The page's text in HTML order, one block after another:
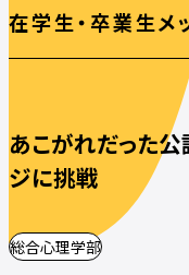
在学生・卒業生メ
あこがれだった
ジに挑戦
総合心理学部